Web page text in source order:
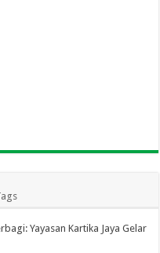
Yayasan Kartika Jaya Gelar